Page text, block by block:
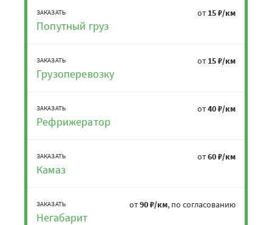
ЗАКАЗАТЬ
Попутный груз
от 15 ₽/км
ЗАКАЗАТЬ
Грузоперевозку
от 15 ₽/км
ЗАКАЗАТЬ
Рефрижератор
от40 ₽/км
ЗАКАЗАТЬ
Камаз
от60 ₽/км
ЗАКАЗАТЬ
Негабарит
от90 ₽/км, по согласованию